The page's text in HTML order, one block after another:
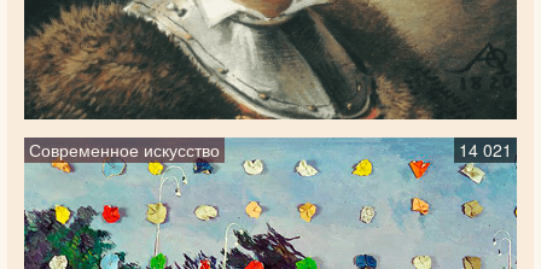
Современное искусство 14 021